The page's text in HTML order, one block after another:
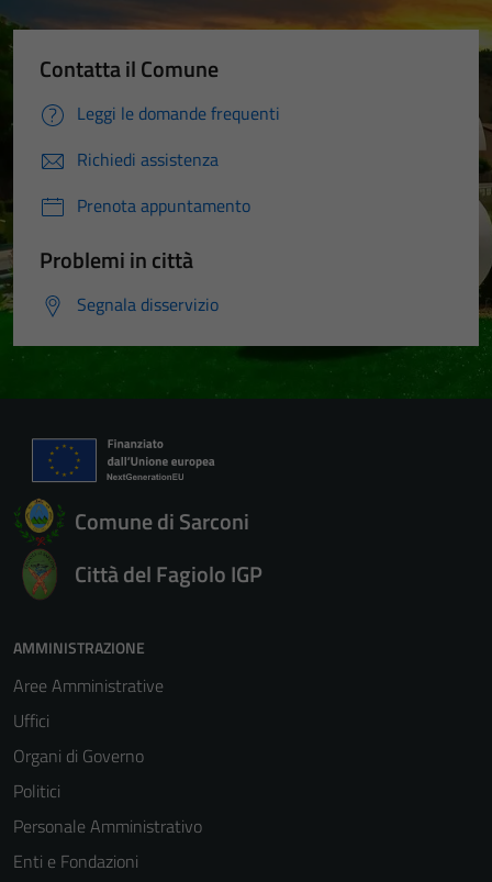
Contatta il Comune
Leggi le domande frequenti
Richiedi assistenza
Prenota appuntamento
Problemi in città
Segnala disservizio
Comune di Sarconi
Città del Fagiolo IGP
AMMINISTRAZIONE
Aree Amministrative
Uffici
Organi di Governo
Politici
Personale Amministrativo
Enti e Fondazioni